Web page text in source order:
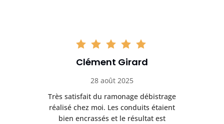
Clément Girard
28 août 2025
Très satisfait du ramonage débistrage
réalisé chez moi. Les conduits étaient
bien encrassés et le résultat est